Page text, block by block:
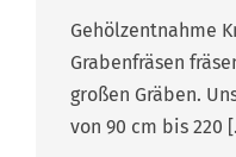
Gehölzentnahme
Grabenfräsen
großen Gräben.
von 90 cm bis 220